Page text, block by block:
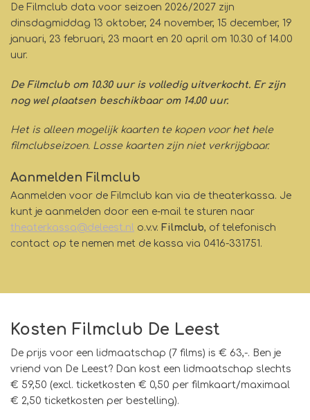
De Filmclub data voor seizoen 2026/2027 zijn
dinsdagmiddag 13 oktober, 24 november, 15 december, 19
januari, 23 februari, 23 maart en 20 april om 10.30 of 14.00
uur.
De Filmclub om 10.30 uur is volledig uitverkocht. Er zijn
nog wel plaatsen beschikbaar om 14.00 uur.
Het is alleen mogelijk kaarten te kopen voor het hele
filmclubseizoen. Losse kaarten zijn niet verkrijgbaar.
Aanmelden Filmclub
Aanmelden voor de Filmclub kan via de theaterkassa. Je
kunt je aanmelden door een e-mail te sturen naar
theaterkassa@deleest.nl o.v.v. Filmclub, of telefonisch
contact op te nemen met de kassa via 0416-331751.
Kosten Filmclub De Leest
De prijs voor een lidmaatschap (7 films) is € 63,-. Ben je
vriend van De Leest? Dan kost een lidmaatschap slechts
€ 59,50 (excl. ticketkosten € 0,50 per filmkaart/maximaal
€ 2,50 ticketkosten per bestelling).